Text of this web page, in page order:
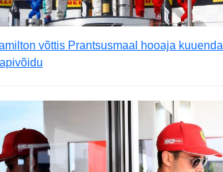
võttis Prantsusmaal hooaja kuuenda